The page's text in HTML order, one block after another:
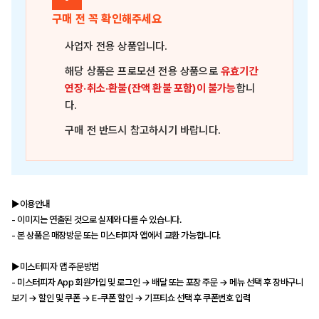
구매 전 꼭 확인해주세요
사업자 전용 상품입니다.
해당 상품은프로모션 전용 상품으로유효기간
연장·취소·환불(잔액 환불 포함)이 불가능합니
다.
구매 전 반드시 참고하시기 바랍니다.
▶이용안내
- 이미지는 연출된 것으로 실제와 다를 수 있습니다.
- 본 상품은 매장방문 또는 미스터피자 앱에서 교환 가능합니다.
▶미스터피자 앱 주문방법
- 미스터피자 App 회원가입 및 로그인 → 배달 또는 포장 주문 → 메뉴 선택 후 장바구니
보기 → 할인 및 쿠폰 → E-쿠폰 할인 → 기프티쇼 선택 후 쿠폰번호 입력